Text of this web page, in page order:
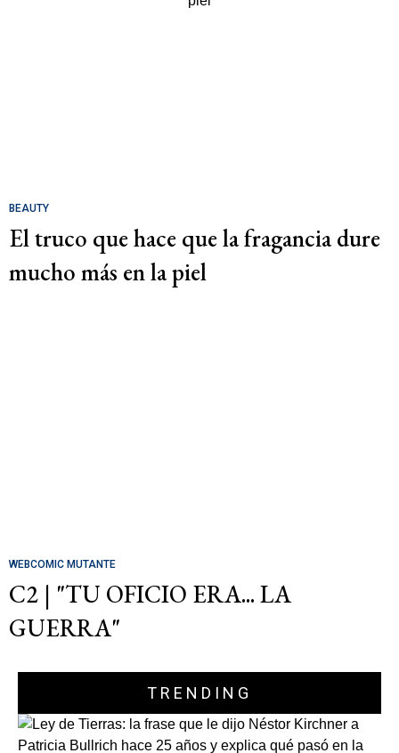
BEAUTY
El truco que hace que la fragancia dure
mucho más en la piel
WEBCOMIC MUTANTE
C2 | "TU OFICIO ERA... LA
GUERRA"
TRENDING